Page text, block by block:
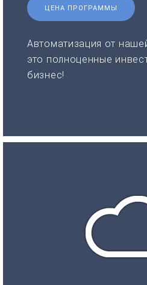
ЦЕНА ПРОГРАММЫ
Автоматизация от
это полноценные
бизнес!